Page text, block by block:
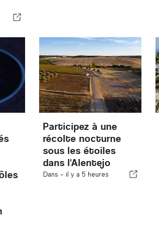
Participez à une
récolte nocturne
sous les étoiles
dans l'Alentejo
Dans -il y a 5 heures